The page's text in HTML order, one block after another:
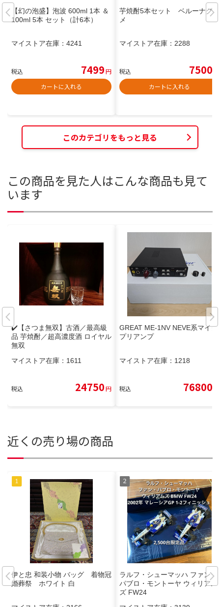
【幻の泡盛】泡波 600ml 1本 ＆
100ml 5本 セット（計6本）
マイストア在庫： 4241
税込 7499円
カートに入れる
芋焼酎5本セット ベルーナグル
メ
マイストア在庫： 2288
税込 7500
カートに入れる
このカテゴリをもっと見る
この商品を見た人はこんな商品も見て
います
✔️【さつま無双】古酒／最高級
品 芋焼酎／超高濃度酒 ロイヤル
無双
マイストア在庫： 1611
税込 24750円
GREAT ME-1NV NEVE系マイク
プリアンプ
マイストア在庫： 1218
税込 76800
近くの売り場の商品
伊と忠 和装小物 バッグ 着物冠
婚葬祭 ホワイト 白
ラルフ・シューマッハ ファン・
パブロ・モントーヤ ウィリアム
ズ FW24